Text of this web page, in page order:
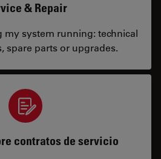
& Repair
my system running: technical
spare parts or upgrades.
contratos de servicio